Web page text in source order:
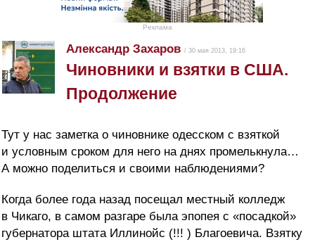
Реклама
Александр Захаров / 30 мая 2013, 19:16
Чиновники и взятки в США.
Продолжение
Тут у нас заметка о чиновнике одесском с взяткой
и условным сроком для него на днях промелькнула…
А можно поделиться и своими наблюдениями?
Когда более года назад посещал местный колледж
в Чикаго, в самом разгаре была эпопея с «посадкой»
губернатора штата Иллинойс (!!! ) Благоевича. Взятку